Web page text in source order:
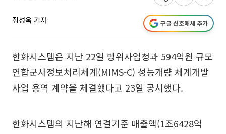
정성욱 기자 구글 선호매체 추가
한화시스템은 지난 22일 방위사업청과 594억원 규모
연합군사정보처리체계(MIMS-C) 성능개량 체계개발
사업 용역 계약을 체결했다고 23일 공시했다.
한화시스템의 지난해 연결기준 매출액(1조6428억